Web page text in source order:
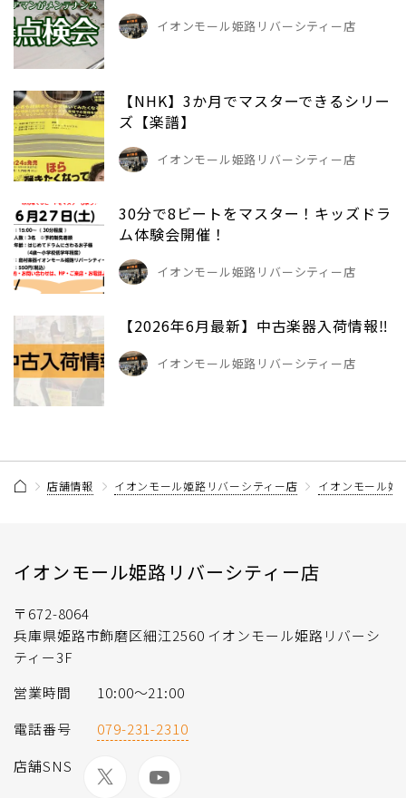
イオンモール姫路リバーシティー店
【NHK】3か月でマスターできるシリー
ズ【楽譜】
イオンモール姫路リバーシティー店
30分で8ビートをマスター！キッズドラ
ム体験会開催！
イオンモール姫路リバーシティー店
【2026年6月最新】中古楽器入荷情報‼
イオンモール姫路リバーシティー店
店舗情報 イオンモール姫路リバーシティー店 イオンモール姫
イオンモール姫路リバーシティー店
〒672-8064
兵庫県姫路市飾磨区細江2560 イオンモール姫路リバーシ
ティー3F
営業時間
10:00〜21:00
電話番号
079-231-2310
店舗SNS